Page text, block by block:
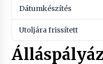
Dátumkészítés
Utoljára frissített